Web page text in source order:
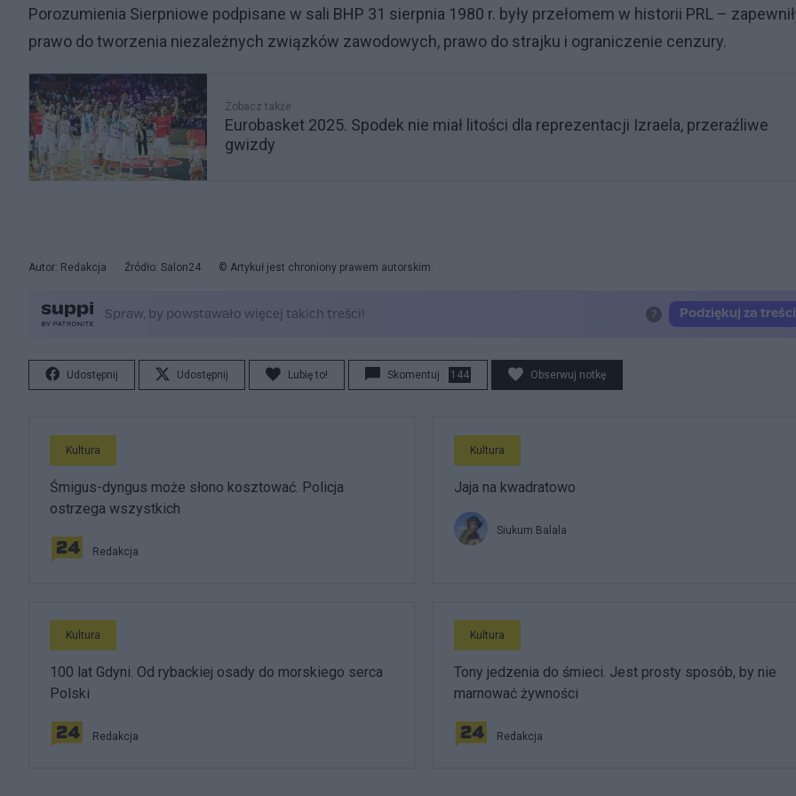
Porozumienia Sierpniowe podpisane w sali BHP 31 sierpnia 1980 r. były przełomem w historii PRL –
prawo do tworzenia niezależnych związków zawodowych, prawo do strajku i ograniczenie cenzury.
Zobacz także
Eurobasket 2025. Spodek nie miał litości dla reprezentacji Izraela, przeraźliwe
gwizdy
Autor: Redakcja Źródło: Salon24 © Artykuł jest chroniony prawem autorskim.
Udostępnij Udostępnij Lubię to! Skomentuj 144 Obserwuj notkę
Kultura
Śmigus-dyngus może słono kosztować. Policja
ostrzega wszystkich
Redakcja
Kultura
Jaja na kwadratowo
Siukum Balala
Kultura
100 lat Gdyni. Od rybackiej osady do morskiego serca
Polski
Redakcja
Kultura
Tony jedzenia do śmieci. Jest prosty sposób, by nie
marnować żywności
Redakcja